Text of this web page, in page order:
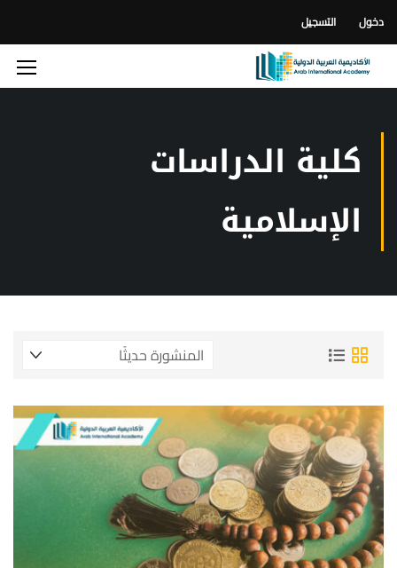
دخول التسجيل
كلية الدراسات
الإسلامية